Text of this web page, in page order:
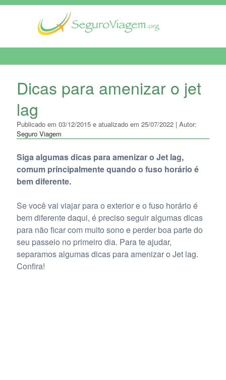
Dicas para amenizar o jet
lag
Publicado em 03/12/2015 e atualizado em 25/07/2022 | Autor:
Seguro Viagem
Siga algumas dicas para amenizar o Jet lag,
comum principalmente quando o fuso horário é
bem diferente.
Se você vai viajar para o exterior e o fuso horário é
bem diferente daqui, é preciso seguir algumas dicas
para não ficar com muito sono e perder boa parte do
seu passeio no primeiro dia. Para te ajudar,
separamos algumas dicas para amenizar o Jet lag.
Confira!